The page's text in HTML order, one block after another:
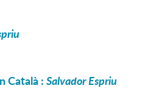
Català :Salvador Espriu